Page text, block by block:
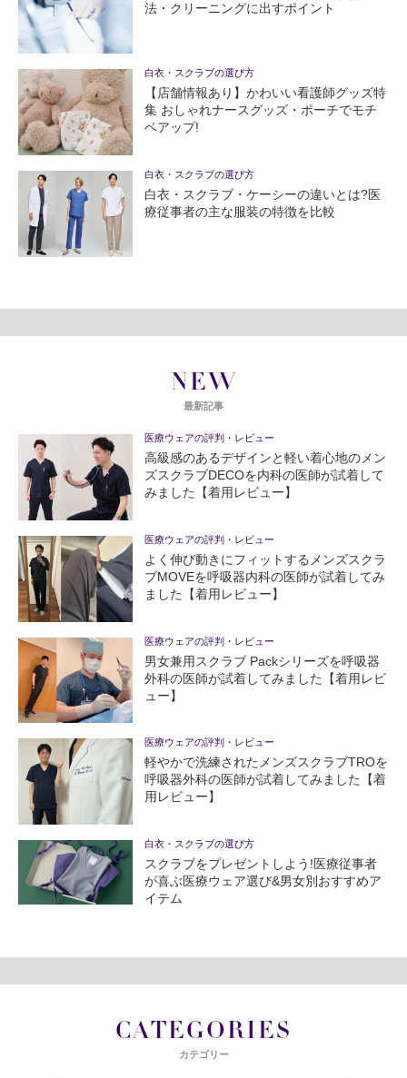
法・クリーニングに出すポイント
白衣・スクラブの選び方
【店舗情報あり】かわいい看護師グッズ特
集 おしゃれナースグッズ・ポーチでモチ
ベアップ!
白衣・スクラブの選び方
白衣・スクラブ・ケーシーの違いとは?医
療従事者の主な服装の特徴を比較
NEW
最新記事
医療ウェアの評判・レビュー
高級感のあるデザインと軽い着心地のメン
ズスクラブDECOを内科の医師が試着して
みました【着用レビュー】
医療ウェアの評判・レビュー
よく伸び動きにフィットするメンズスクラ
ブMOVEを呼吸器内科の医師が試着してみ
ました【着用レビュー】
医療ウェアの評判・レビュー
男女兼用スクラブ Packシリーズを呼吸器
外科の医師が試着してみました【着用レビ
ュー】
医療ウェアの評判・レビュー
軽やかで洗練されたメンズスクラブTROを
呼吸器外科の医師が試着してみました【着
用レビュー】
白衣・スクラブの選び方
スクラブをプレゼントしよう!医療従事者
が喜ぶ医療ウェア選び&男女別おすすめア
イテム
CATEGORIES
カテゴリー